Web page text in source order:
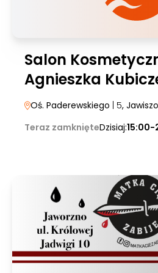
Salon
Agnieszka
Oś. Paderewskiego | 5,
Teraz zamknięteDzisiaj:15:00-